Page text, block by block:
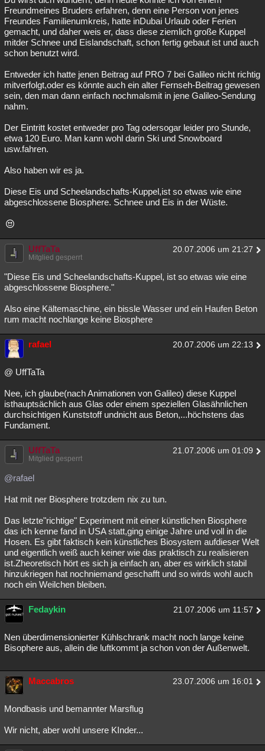
Freundmeines Bruders erfahren, denn eine Person von jenes
Freundes Familienumkreis, hatte inDubai Urlaub oder Ferien
gemacht, und daher weis er, dass diese ziemlich große Kuppel
mitder Schnee und Eislandschaft, schon fertig gebaut ist und auch
schon benutzt wird.
Entweder ich hatte jenen Beitrag auf PRO 7 bei Galileo nicht richtig
mitverfolgt,oder es könnte auch ein alter Fernseh-Beitrag gewesen
sein, den man dann einfach nochmalsmit in jene Galileo-Sendung
nahm.
Der Eintritt kostet entweder pro Tag odersogar leider pro Stunde,
etwa 120 Euro. Man kann wohl darin Ski und Snowboard
usw.fahren.
Also haben wir es ja.
Diese Eis und Scheelandschafts-Kuppel,ist so etwas wie eine
abgeschlossene Biosphere. Schnee und Eis in der Wüste.
UffTaTa 20.07.2006 um 21:27
Mitglied gesperrt
"Diese Eis und Scheelandschafts-Kuppel, ist so etwas wie eine
abgeschlossene Biosphere."
Also eine Kältemaschine, ein bissle Wasser und ein Haufen Beton
rum macht nochlange keine Biosphere
rafael 20.07.2006 um 22:13
@ UffTaTa
Nee, ich glaube(nach Animationen von Galileo) diese Kuppel
isthauptsächlich aus Glas oder einem speziellen Glasähnlichen
durchsichtigen Kunststoff undnicht aus Beton,...höchstens das
Fundament.
UffTaTa 21.07.2006 um 01:09
Mitglied gesperrt
@rafael
Hat mit ner Biosphere trotzdem nix zu tun.
Das letzte"richtige" Experiment mit einer künstlichen Biosphere
das ich kenne fand in USA statt,ging einige Jahre und voll in die
Hosen. Es gibt faktisch kein künstliches Biosystem aufdieser Welt
und eigentlich weiß auch keiner wie das praktisch zu realisieren
ist.Zheoretisch hört es sich ja einfach an, aber es wirklich stabil
hinzukriegen hat nochniemand geschafft und so wirds wohl auch
noch ein Weilchen bleiben.
Fedaykin 21.07.2006 um 11:57
Nen überdimensionierter Kühlschrank macht noch lange keine
Bisophere aus, allein die luftkommt ja schon von der Außenwelt.
Maccabros 23.07.2006 um 16:01
Mondbasis und bemannter Marsflug
Wir nicht, aber wohl unsere KInder...